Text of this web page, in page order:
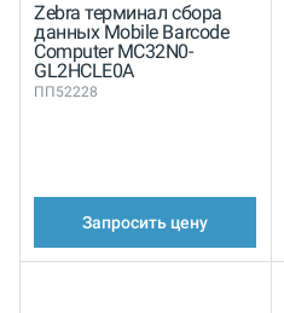
Zebra терминал сбора
данных Mobile Barcode
Computer MC32N0-
GL2HCLE0A
ПП52228
Запросить цену